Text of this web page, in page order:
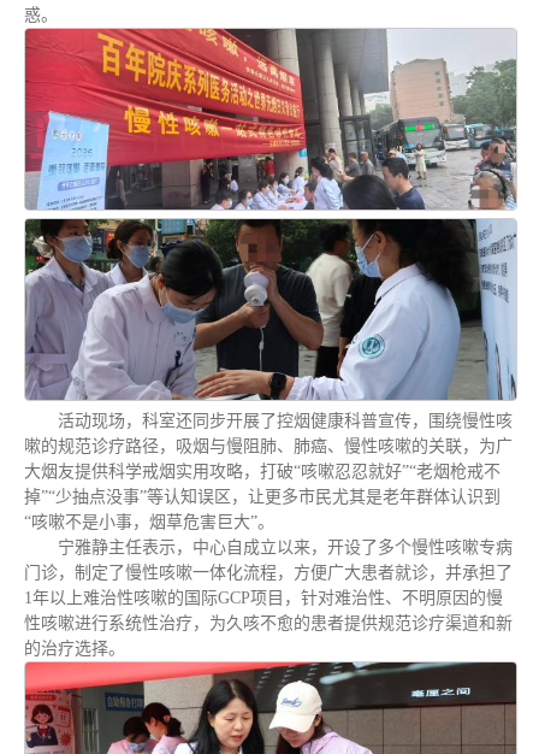
惑。
活动现场，科室还同步开展了控烟健康科普宣传，围绕慢性咳
嗽的规范诊疗路径，吸烟与慢阻肺、肺癌、慢性咳嗽的关联，为广
大烟友提供科学戒烟实用攻略，打破“咳嗽忍忍就好”“老烟枪戒不
掉”“少抽点没事”等认知误区，让更多市民尤其是老年群体认识到
“咳嗽不是小事，烟草危害巨大”。
宁雅静主任表示，中心自成立以来，开设了多个慢性咳嗽专病
门诊，制定了慢性咳嗽一体化流程，方便广大患者就诊，并承担了
1年以上难治性咳嗽的国际GCP项目，针对难治性、不明原因的慢
性咳嗽进行系统性治疗，为久咳不愈的患者提供规范诊疗渠道和新
的治疗选择。